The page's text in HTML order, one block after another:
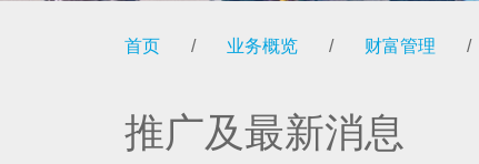
首页 / 业务概览 / 财富管理 /
推广及最新消息